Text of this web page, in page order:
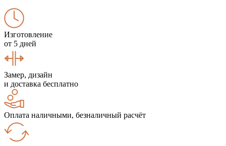
Изготовление
от 5 дней
Замер, дизайн
и доставка бесплатно
Оплата наличными, безналичный расчёт